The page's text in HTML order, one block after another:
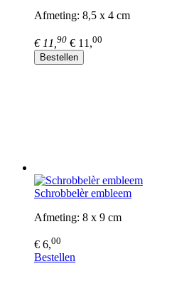
Afmeting: 8,5 x 4 cm
€ 11, 90 € 11,00
Bestellen
Schrobbelèr embleem
Afmeting: 8 x 9 cm
€ 6,00
Bestellen